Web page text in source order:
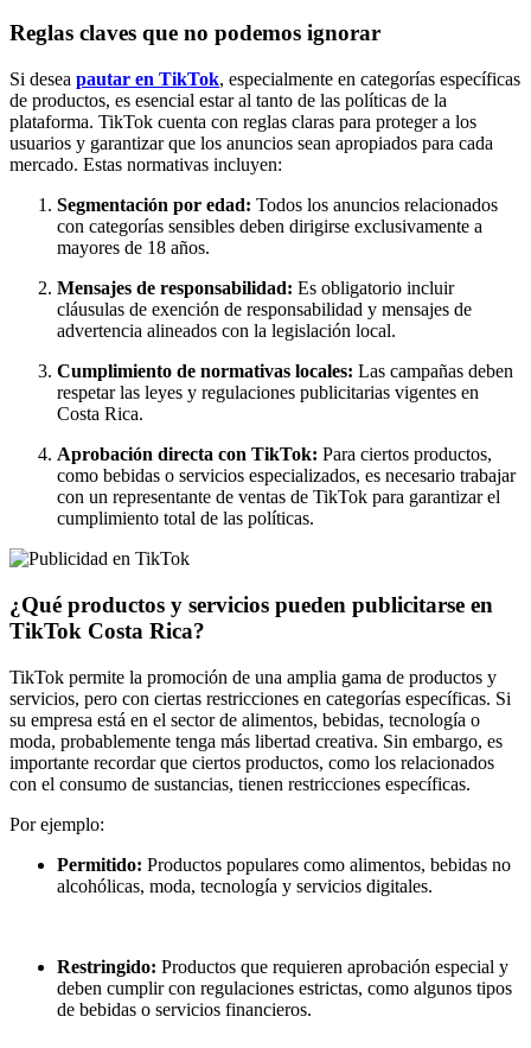
Reglas claves que no podemos ignorar
Si desea pautar en TikTok, especialmente en categorías específicas
de productos, es esencial estar al tanto de las políticas de la
plataforma. TikTok cuenta con reglas claras para proteger a los
usuarios y garantizar que los anuncios sean apropiados para cada
mercado. Estas normativas incluyen:
Segmentación por edad: Todos los anuncios relacionados
con categorías sensibles deben dirigirse exclusivamente a
mayores de 18 años.
Mensajes de responsabilidad: Es obligatorio incluir
cláusulas de exención de responsabilidad y mensajes de
advertencia alineados con la legislación local.
Cumplimiento de normativas locales: Las campañas deben
respetar las leyes y regulaciones publicitarias vigentes en
Costa Rica.
Aprobación directa con TikTok: Para ciertos productos,
como bebidas o servicios especializados, es necesario trabajar
con un representante de ventas de TikTok para garantizar el
cumplimiento total de las políticas.
¿Qué productos y servicios pueden publicitarse en
TikTok Costa Rica?
TikTok permite la promoción de una amplia gama de productos y
servicios, pero con ciertas restricciones en categorías específicas. Si
su empresa está en el sector de alimentos, bebidas, tecnología o
moda, probablemente tenga más libertad creativa. Sin embargo, es
importante recordar que ciertos productos, como los relacionados
con el consumo de sustancias, tienen restricciones específicas.
Por ejemplo:
Permitido: Productos populares como alimentos, bebidas no
alcohólicas, moda, tecnología y servicios digitales.
Restringido: Productos que requieren aprobación especial y
deben cumplir con regulaciones estrictas, como algunos tipos
de bebidas o servicios financieros.